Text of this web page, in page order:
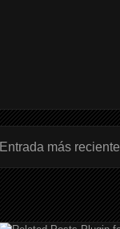
Entrada más reciente